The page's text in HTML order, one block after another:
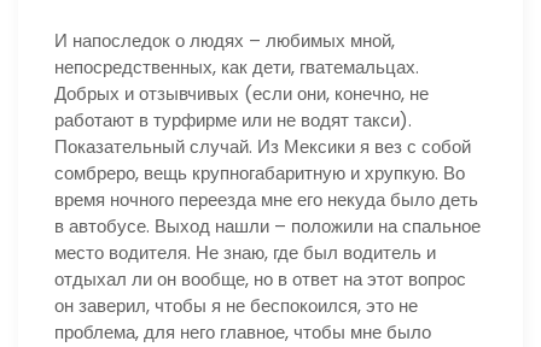
И напоследок о людях – любимых мной,
непосредственных, как дети, гватемальцах.
Добрых и отзывчивых (если они, конечно, не
работают в турфирме или не водят такси).
Показательный случай. Из Мексики я вез с собой
сомбреро, вещь крупногабаритную и хрупкую. Во
время ночного переезда мне его некуда было деть
в автобусе. Выход нашли – положили на спальное
место водителя. Не знаю, где был водитель и
отдыхал ли он вообще, но в ответ на этот вопрос
он заверил, чтобы я не беспокоился, это не
проблема, для него главное, чтобы мне было